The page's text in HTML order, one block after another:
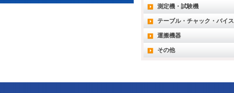
測定機・試験機
テーブル・チャック・バイス
運搬機器
その他